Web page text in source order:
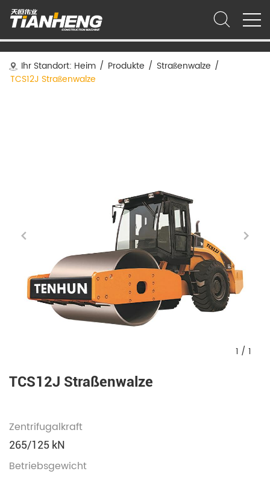
Ihr Standort: Heim / Produkte / Straßenwalze /
TCS12J Straßenwalze
TCS12J Straßenwalze
Zentrifugalkraft
265/125 kN
Betriebsgewicht
1 / 1